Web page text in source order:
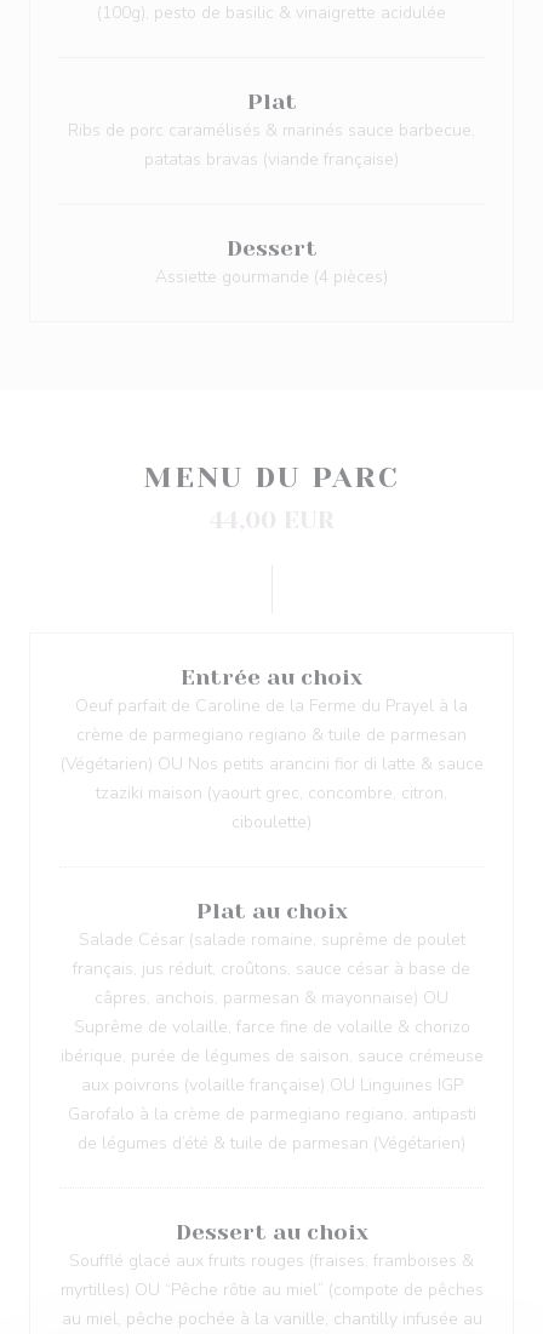
(100g), pesto de basilic & vinaigrette acidulée
Plat
Ribs de porc caramélisés & marinés sauce barbecue,
patatas bravas (viande française)
Dessert
Assiette gourmande (4 pièces)
MENU DU PARC
Entrée au choix
Oeuf parfait de Caroline de la Ferme du Prayel à la
crème de parmegiano regiano & tuile de parmesan
(Végétarien) OU Nos petits arancini fior di latte & sauce
tzaziki maison (yaourt grec, concombre, citron,
ciboulette)
Plat au choix
Salade César (salade romaine, suprême de poulet
français, jus réduit, croûtons, sauce césar à base de
câpres, anchois, parmesan & mayonnaise) OU
Suprême de volaille, farce fine de volaille & chorizo
ibérique, purée de légumes de saison, sauce crémeuse
aux poivrons (volaille française) OU Linguines IGP
Garofalo à la crème de parmegiano regiano, antipasti
de légumes d’été & tuile de parmesan (Végétarien)
Dessert au choix
Soufflé glacé aux fruits rouges (fraises, framboises &
myrtilles) OU “Pêche rôtie au miel” (compote de pêches
au miel, pêche pochée à la vanille, chantilly infusée au